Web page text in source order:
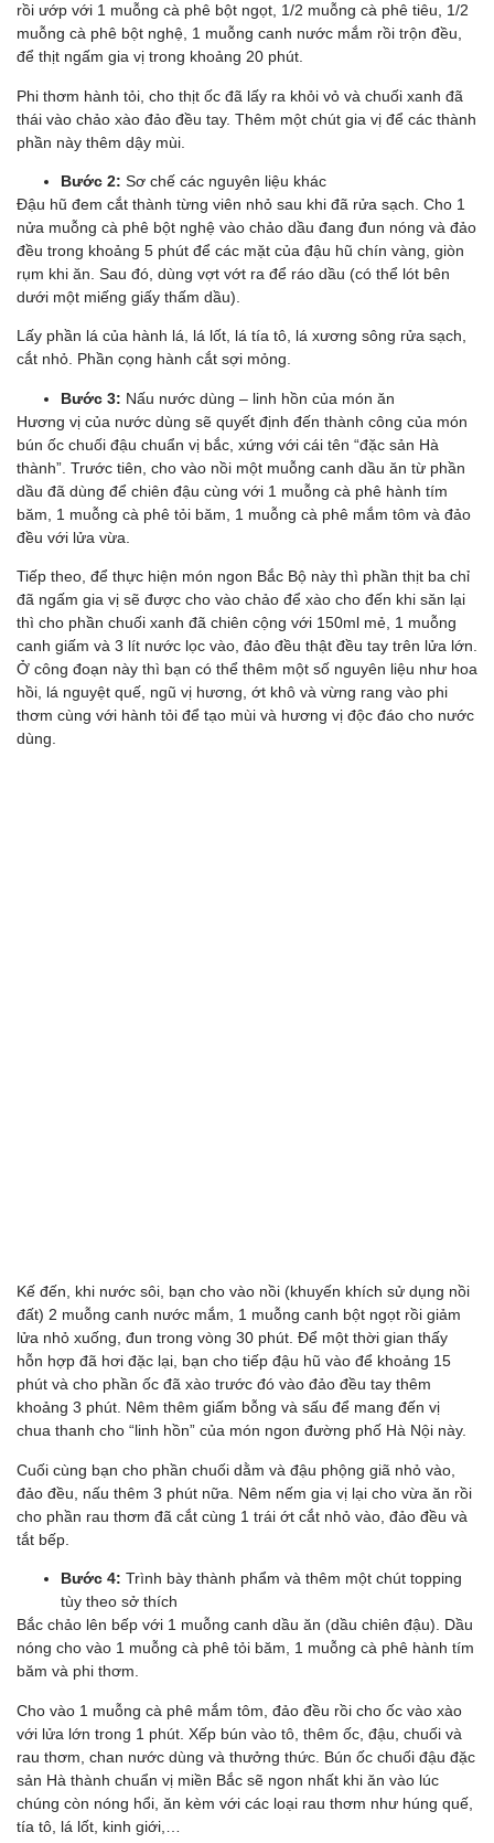
rồi ướp với 1 muỗng cà phê bột ngọt, 1/2 muỗng cà phê tiêu, 1/2
muỗng cà phê bột nghệ, 1 muỗng canh nước mắm rồi trộn đều,
để thịt ngấm gia vị trong khoảng 20 phút.
Phi thơm hành tỏi, cho thịt ốc đã lấy ra khỏi vỏ và chuối xanh đã
thái vào chảo xào đảo đều tay. Thêm một chút gia vị để các thành
phần này thêm dậy mùi.
Bước 2: Sơ chế các nguyên liệu khác
Đậu hũ đem cắt thành từng viên nhỏ sau khi đã rửa sạch. Cho 1
nửa muỗng cà phê bột nghệ vào chảo dầu đang đun nóng và đảo
đều trong khoảng 5 phút để các mặt của đậu hũ chín vàng, giòn
rụm khi ăn. Sau đó, dùng vợt vớt ra để ráo dầu (có thể lót bên
dưới một miếng giấy thấm dầu).
Lấy phần lá của hành lá, lá lốt, lá tía tô, lá xương sông rửa sạch,
cắt nhỏ. Phần cọng hành cắt sợi mỏng.
Bước 3: Nấu nước dùng – linh hồn của món ăn
Hương vị của nước dùng sẽ quyết định đến thành công của món
bún ốc chuối đậu chuẩn vị bắc, xứng với cái tên “đặc sản Hà
thành”. Trước tiên, cho vào nồi một muỗng canh dầu ăn từ phần
dầu đã dùng để chiên đậu cùng với 1 muỗng cà phê hành tím
băm, 1 muỗng cà phê tỏi băm, 1 muỗng cà phê mắm tôm và đảo
đều với lửa vừa.
Tiếp theo, để thực hiện món ngon Bắc Bộ này thì phần thịt ba chỉ
đã ngấm gia vị sẽ được cho vào chảo để xào cho đến khi săn lại
thì cho phần chuối xanh đã chiên cộng với 150ml mẻ, 1 muỗng
canh giấm và 3 lít nước lọc vào, đảo đều thật đều tay trên lửa lớn.
Ở công đoạn này thì bạn có thể thêm một số nguyên liệu như hoa
hồi, lá nguyệt quế, ngũ vị hương, ớt khô và vừng rang vào phi
thơm cùng với hành tỏi để tạo mùi và hương vị độc đáo cho nước
dùng.
Kế đến, khi nước sôi, bạn cho vào nồi (khuyến khích sử dụng nồi
đất) 2 muỗng canh nước mắm, 1 muỗng canh bột ngọt rồi giảm
lửa nhỏ xuống, đun trong vòng 30 phút. Để một thời gian thấy
hỗn hợp đã hơi đặc lại, bạn cho tiếp đậu hũ vào để khoảng 15
phút và cho phần ốc đã xào trước đó vào đảo đều tay thêm
khoảng 3 phút. Nêm thêm giấm bỗng và sấu để mang đến vị
chua thanh cho “linh hồn” của món ngon đường phố Hà Nội này.
Cuối cùng bạn cho phần chuối dằm và đậu phộng giã nhỏ vào,
đảo đều, nấu thêm 3 phút nữa. Nêm nếm gia vị lại cho vừa ăn rồi
cho phần rau thơm đã cắt cùng 1 trái ớt cắt nhỏ vào, đảo đều và
tắt bếp.
Bước 4: Trình bày thành phẩm và thêm một chút topping
tùy theo sở thích
Bắc chảo lên bếp với 1 muỗng canh dầu ăn (dầu chiên đậu). Dầu
nóng cho vào 1 muỗng cà phê tỏi băm, 1 muỗng cà phê hành tím
băm và phi thơm.
Cho vào 1 muỗng cà phê mắm tôm, đảo đều rồi cho ốc vào xào
với lửa lớn trong 1 phút. Xếp bún vào tô, thêm ốc, đậu, chuối và
rau thơm, chan nước dùng và thưởng thức. Bún ốc chuối đậu đặc
sản Hà thành chuẩn vị miền Bắc sẽ ngon nhất khi ăn vào lúc
chúng còn nóng hổi, ăn kèm với các loại rau thơm như húng quế,
tía tô, lá lốt, kinh giới,…